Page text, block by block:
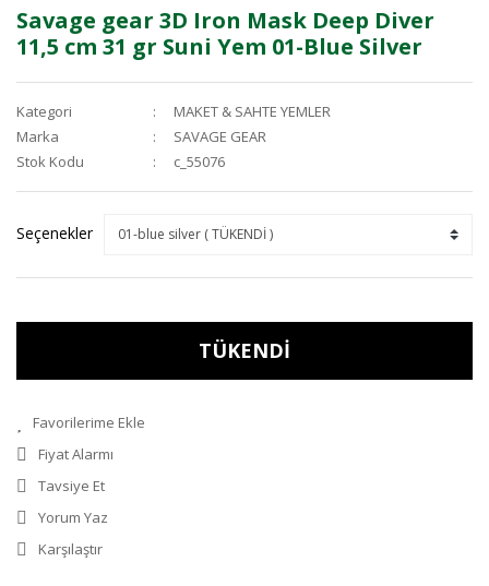
Savage gear 3D Iron Mask Deep Diver
11,5 cm 31 gr Suni Yem 01-Blue Silver
Kategori
MAKET & SAHTE YEMLER
Marka
SAVAGE GEAR
Stok Kodu
c_55076
Seçenekler
TÜKENDİ
Fiyat Alarmı
Tavsiye Et
Yorum Yaz
Karşılaştır